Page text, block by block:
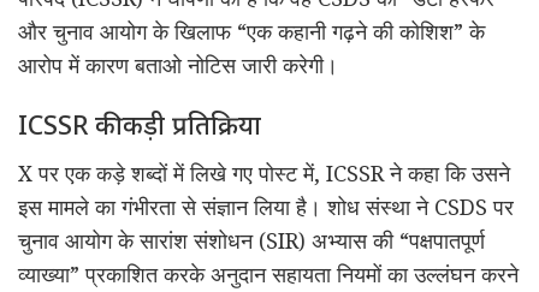
और चुनाव आयोग के खिलाफ “एककहानीगढ़ने की कोशिश” के
आरोप में कारण बताओ नोटिस जारी करेगी।
ICSSR की कड़ी प्रतिक्रिया
Xपर एक कड़े शब्दों में लिखे गए पोस्ट में, ICSSRने कहा कि उसने
इस मामले का गंभीरता से संज्ञानलियाहै। शोध संस्था ने CSDSपर
चुनाव आयोग के सारांश संशोधन (SIR) अभ्यास की “पक्षपातपूर्ण
व्याख्या” प्रकाशित करके अनुदान सहायता नियमों का उल्लंघन करने